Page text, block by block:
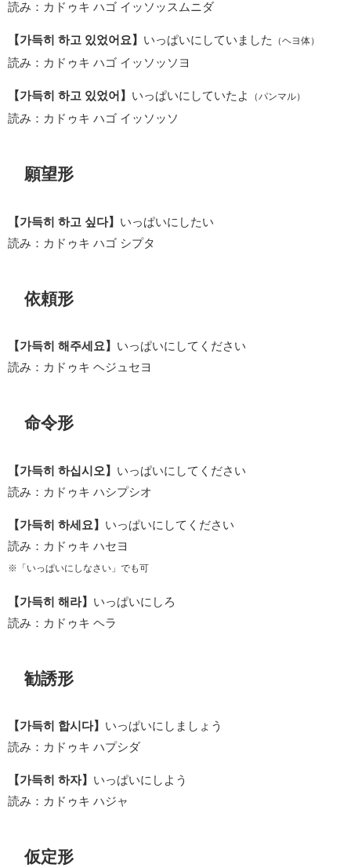
読み：カドゥキ ハゴ イッソッスムニダ
【가득히 하고 있었어요】 いっぱいにしていました （ヘヨ体）
読み：カドゥキ ハゴ イッソッソヨ
【가득히 하고 있었어】 いっぱいにしていたよ （パンマル）
読み：カドゥキ ハゴ イッソッソ
願望形
【가득히 하고 싶다】 いっぱいにしたい
読み：カドゥキ ハゴ シプタ
依頼形
【가득히 해주세요】 いっぱいにしてください
読み：カドゥキ ヘジュセヨ
命令形
【가득히 하십시오】 いっぱいにしてください
読み：カドゥキ ハシプシオ
【가득히 하세요】 いっぱいにしてください
読み：カドゥキ ハセヨ
※「いっぱいにしなさい」でも可
【가득히 해라】 いっぱいにしろ
読み：カドゥキ ヘラ
勧誘形
【가득히 합시다】 いっぱいにしましょう
読み：カドゥキ ハプシダ
【가득히 하자】 いっぱいにしよう
読み：カドゥキ ハジャ
仮定形